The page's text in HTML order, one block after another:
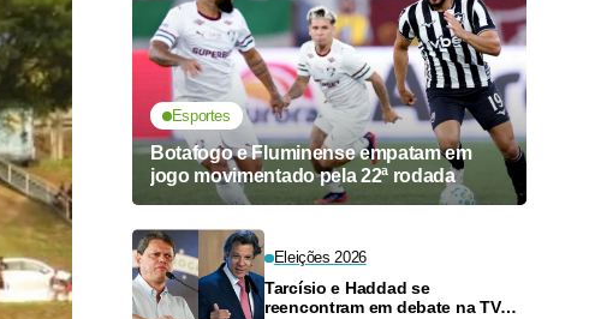
Esportes
Botafogo e Fluminense empatam em
jogo movimentado pela 22ª rodada
Eleições 2026
Tarcísio e Haddad se
reencontram em debate na TV